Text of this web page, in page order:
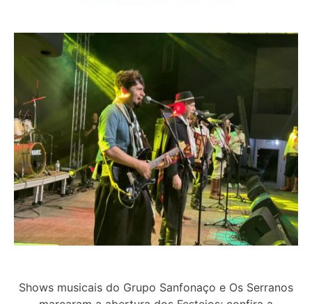
Shows musicais do Grupo Sanfonaço e Os Serranos